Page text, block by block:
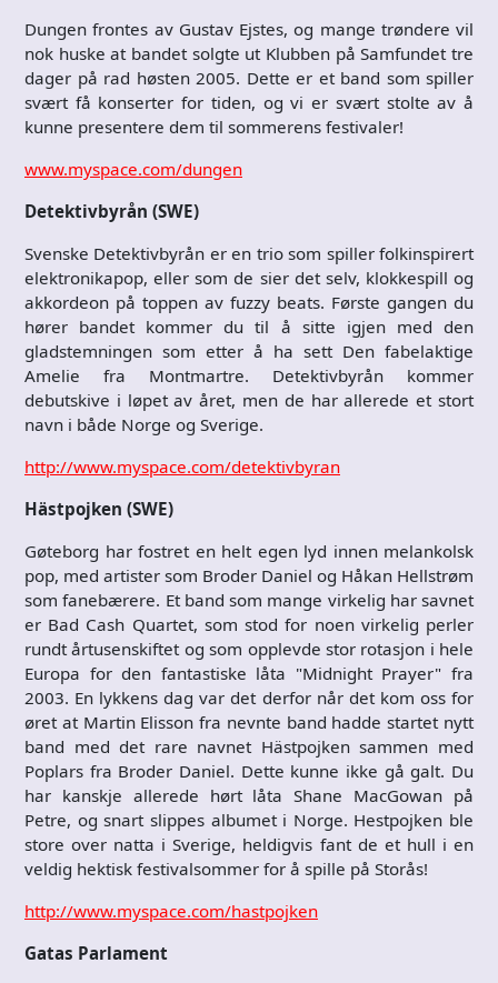
Dungen frontes av Gustav Ejstes, og mange trøndere vil
nok huske at bandet solgte ut Klubben på Samfundet tre
dager på rad høsten 2005. Dette er et band som spiller
svært få konserter for tiden, og vi er svært stolte av å
kunne presentere dem til sommerens festivaler!
www.myspace.com/dungen
Detektivbyrån (SWE)
Svenske Detektivbyrån er en trio som spiller folkinspirert
elektronikapop, eller som de sier det selv, klokkespill og
akkordeon på toppen av fuzzy beats. Første gangen du
hører bandet kommer du til å sitte igjen med den
gladstemningen som etter å ha sett Den fabelaktige
Amelie fra Montmartre. Detektivbyrån kommer
debutskive i løpet av året, men de har allerede et stort
navn i både Norge og Sverige.
http://www.myspace.com/detektivbyran
Hästpojken (SWE)
Gøteborg har fostret en helt egen lyd innen melankolsk
pop, med artister som Broder Daniel og Håkan Hellstrøm
som fanebærere. Et band som mange virkelig har savnet
er Bad Cash Quartet, som stod for noen virkelig perler
rundt årtusenskiftet og som opplevde stor rotasjon i hele
Europa for den fantastiske låta "Midnight Prayer" fra
2003. En lykkens dag var det derfor når det kom oss for
øret at Martin Elisson fra nevnte band hadde startet nytt
band med det rare navnet Hästpojken sammen med
Poplars fra Broder Daniel. Dette kunne ikke gå galt. Du
har kanskje allerede hørt låta Shane MacGowan på
Petre, og snart slippes albumet i Norge. Hestpojken ble
store over natta i Sverige, heldigvis fant de et hull i en
veldig hektisk festivalsommer for å spille på Storås!
http://www.myspace.com/hastpojken
Gatas Parlament